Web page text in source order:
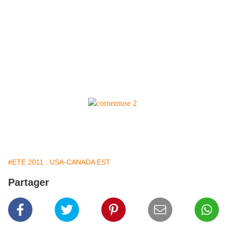
#ETE 2011 : USA-CANADA EST
Partager